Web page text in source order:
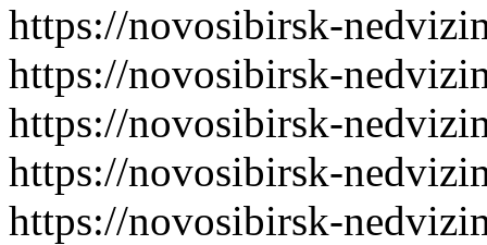
https://novosibirsk-
https://novosibirsk-
https://novosibirsk-
https://novosibirsk-
https://novosibirsk-